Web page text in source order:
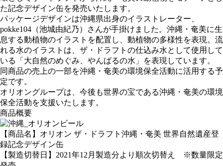
た記念デザイン缶を発売いたします。
パッケージデザインは沖縄県出身のイラストレーター、
pokke104（池城由紀乃）さんが手掛けました。沖縄・奄美に生
息する動植物のイラストを配置し、動植物の多様性を表現。流
れる水のイラストは、ザ・ドラフトの仕込み水として使用して
いる「大自然のめぐみ、やんばるの水」を表現しています。
同商品の売上の一部を沖縄・奄美の環境保全活動に活用する予
定です。
オリオングループは、今後も世界の宝である沖縄・奄美の環境
保全活動を支援いたします。
商品概要
【商品名】オリオン ザ・ドラフト沖縄・奄美 世界自然遺産登
録記念デザイン缶
【製造切替日】2021年12月製造分より順次切替え ※数量限定